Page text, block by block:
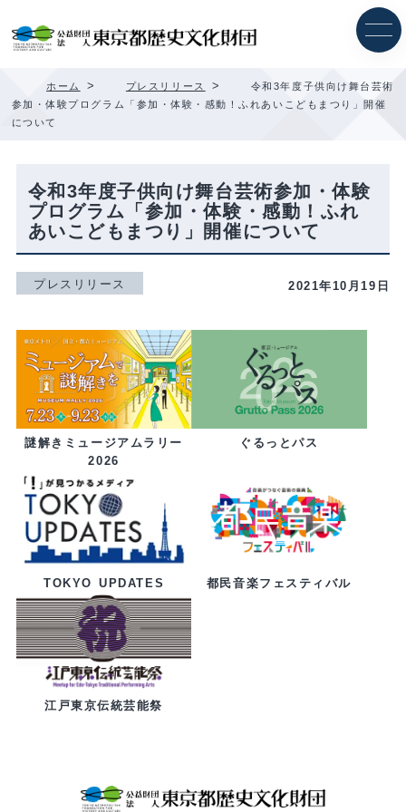
ホーム > プレスリリース >
令和3年度子供向け舞台芸術
参加・体験プログラム「参加・体験・感動！ふれあいこどもまつり」開催
について
令和3年度子供向け舞台芸術参加・体験
プログラム「参加・体験・感動！ふれ
あいこどもまつり」開催について
プレスリリース 2021年10月19日
謎解きミュージアムラリー
2026
ぐるっとパス
TOKYO UPDATES 都民音楽フェスティバル
江戸東京伝統芸能祭